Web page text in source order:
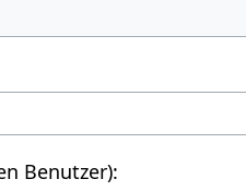
Benutzer):